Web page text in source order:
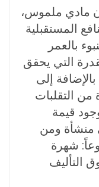
مادي ملموس،
المستقبلية
بالعمر
التي يحقق
إلى
التقلبات
قيمة
منشأة ومن
شهرة
التأليف